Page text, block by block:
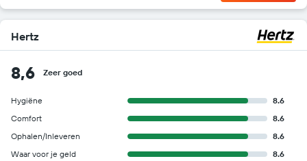
Hertz
8,6 Zeer goed
Hygiëne
8.6
Comfort
8.6
Ophalen/Inleveren
8.6
Waar voor je geld
8.6